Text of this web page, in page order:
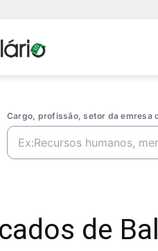
Portal
Cargo, profissão, setor da emresa
de